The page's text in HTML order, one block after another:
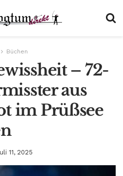
Büchen
– 72-
aus
im Prüßsee
11, 2025